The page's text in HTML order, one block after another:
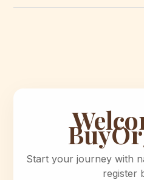
Start your journey with
register